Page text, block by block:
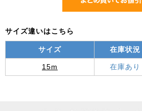
サイズ違いはこちら
サイズ 在庫状況
15m 在庫あり